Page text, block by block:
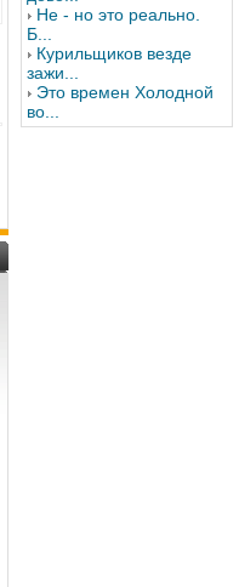
Не - но это реально.
Б...
Курильщиков везде
зажи...
Это времен Холодной
во...